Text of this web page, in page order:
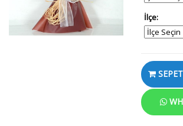
İlçe: